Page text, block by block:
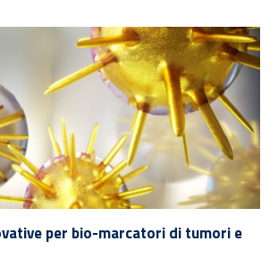
per bio-marcatori di tumori e